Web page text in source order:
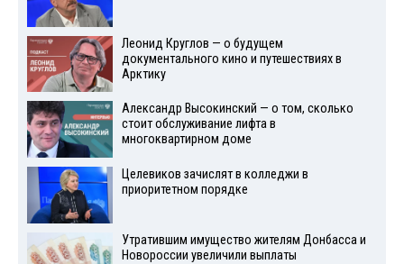
Леонид Круглов — о будущем
документального кино и путешествиях в
Арктику
Александр Высокинский — о том, сколько
стоит обслуживание лифта в
многоквартирном доме
Целевиков зачислят в колледжи в
приоритетном порядке
Утратившим имущество жителям Донбасса и
Новороссии увеличили выплаты